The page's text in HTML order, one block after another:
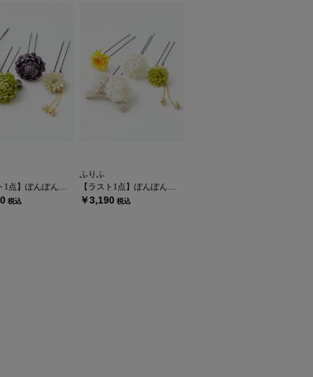
】ぽんぽん菊Uピン
税込
ふりふ
【ラスト1点】ぽんぽん菊Uピン
￥3,190 税込